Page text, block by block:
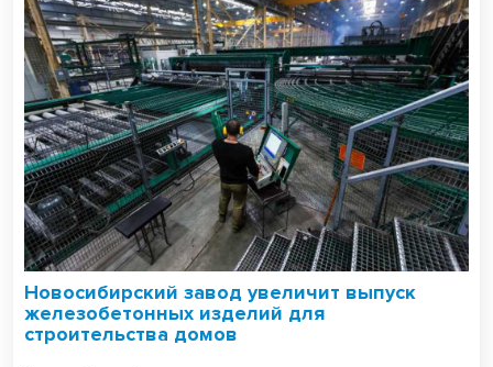
Новосибирский завод увеличит выпуск
железобетонных изделий для
строительства домов